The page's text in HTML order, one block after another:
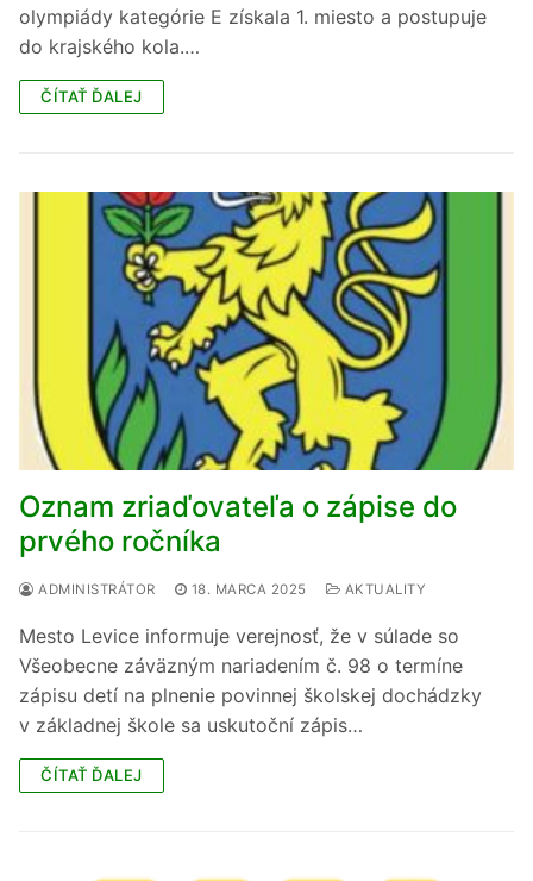
olympiády kategórie E získala 1. miesto a postupuje
do krajského kola.…
ČÍTAŤ ĎALEJ
Oznam zriaďovateľa o zápise do
prvého ročníka
ADMINISTRÁTOR 18. MARCA 2025 AKTUALITY
Mesto Levice informuje verejnosť, že v súlade so
Všeobecne záväzným nariadením č. 98 o termíne
zápisu detí na plnenie povinnej školskej dochádzky
v základnej škole sa uskutoční zápis…
ČÍTAŤ ĎALEJ